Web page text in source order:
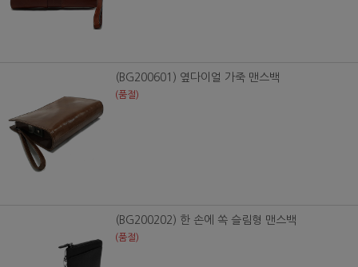
(BG200601) 옆다이얼 가죽 맨스백
(품절)
(BG200202) 한 손에 쏙 슬림형 맨스백
(품절)